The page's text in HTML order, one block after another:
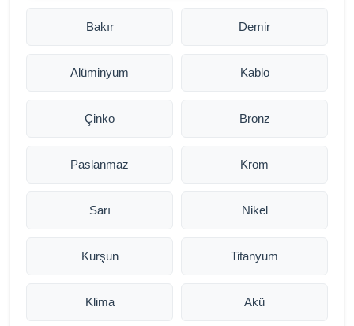
Bakır Demir
Alüminyum Kablo
Çinko Bronz
Paslanmaz Krom
Sarı Nikel
Kurşun Titanyum
Klima Akü